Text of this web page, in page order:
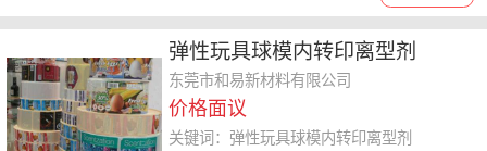
弹性玩具球模内转印离型剂
东莞市和易新材料有限公司
价格面议
关键词：弹性玩具球模内转印离型剂